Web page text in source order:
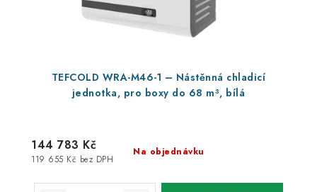
TEFCOLD WRA-M46-1 – Nástěnná chladicí
jednotka, pro boxy do 68 m³, bílá
Na objednávku
119 655 Kč bez DPH
144 783 Kč